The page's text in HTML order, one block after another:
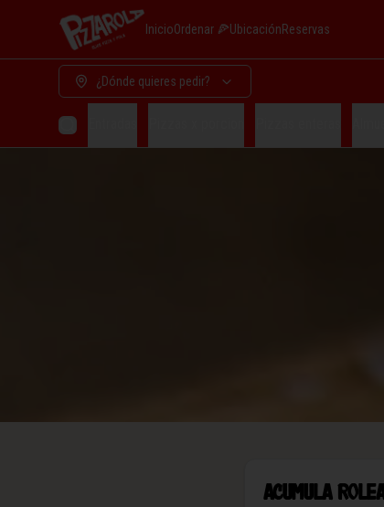
InicioOrdenar 🍕UbicaciónReservas
¿Dónde quieres pedir?
Acumula